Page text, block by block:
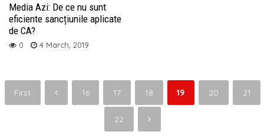
Media Azi: De ce nu sunt
eficiente sancțiunile aplicate
de CA?
0 4 March, 2019
First 16 17 18 19 20 21
22